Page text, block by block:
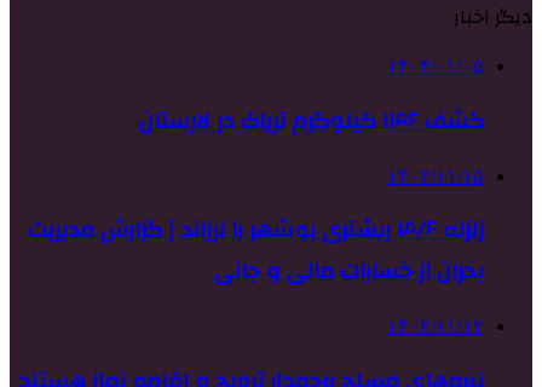
دیگر اخبار
۱۴۰۴/۰۱/۰۵
کشف ۱۴۶ کیلوگرم تریاک در لارستان
۱۴۰۲/۱۱/۱۵
زلزله ۴/۶ ریشتری بوشهر را لرزاند | گزارش مدیریت
بحران از خسارات مالی و جانی
۱۴۰۲/۱۱/۱۲